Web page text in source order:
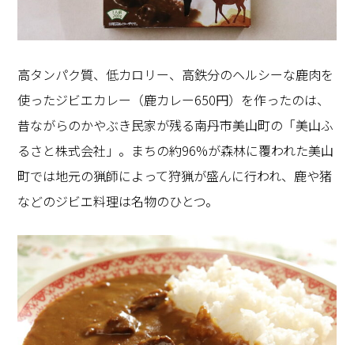
高タンパク質、低カロリー、高鉄分のヘルシーな鹿肉を
使ったジビエカレー（鹿カレー650円）を作ったのは、
昔ながらのかやぶき民家が残る南丹市美山町の「美山ふ
るさと株式会社」。まちの約96%が森林に覆われた美山
町では地元の猟師によって狩猟が盛んに行われ、鹿や猪
などのジビエ料理は名物のひとつ。